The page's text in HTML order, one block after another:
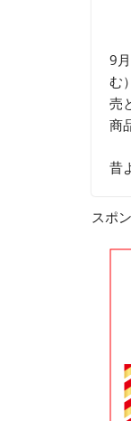
9
む
売
商
昔
スポ